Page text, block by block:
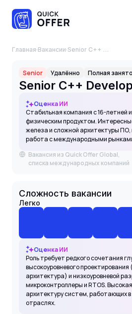
Главная·Вакансии· Senior C++ Developer
Senior Удалённо Полная
Senior C++
Оценка ИИ
Стабильная компания с 16-летней
физическим продуктом.
железа и сложной архитектуры ПО,
работа с международными
Вакансия из Quick Offer Global,
списка международных компаний
Сложность вакансии
Легко
Оценка ИИ
Роль требует редкого сочетания
высокоуровневого проектирования
архитектура) и низкоуровневой
микроконтроллеры и RTOS.
архитектуру систем, работающих в
отраслях.